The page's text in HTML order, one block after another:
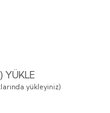
YÜKLE
yükleyiniz)